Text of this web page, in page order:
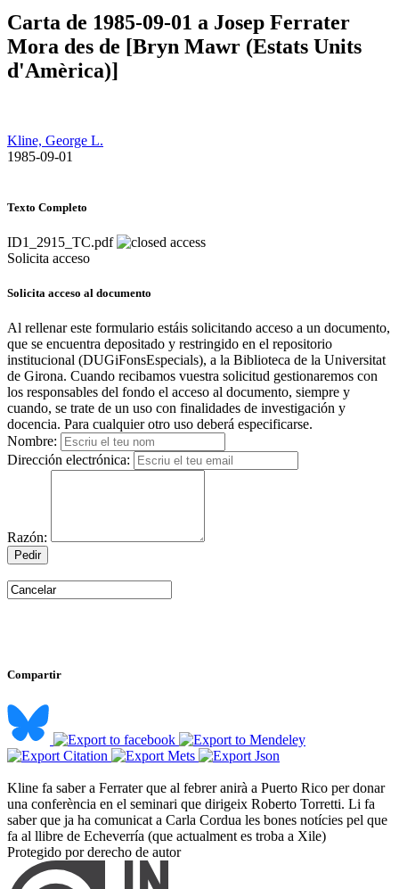
Carta de 1985-09-01 a Josep Ferrater
Mora des de [Bryn Mawr (Estats Units
d'Amèrica)]
Kline, George L.
​ 1985-09-01
Texto Completo
ID1_2915_TC.pdf
Solicita acceso
Solicita acceso al documento
Al rellenar este formulario estáis solicitando acceso a un documento,
que se encuentra depositado y restringido en el repositorio
institucional (DUGiFonsEspecials), a la Biblioteca de la Universitat
de Girona. Cuando recibamos vuestra solicitud gestionaremos con
los responsables del fondo el acceso al documento, siempre y
cuando, se trate de un uso con finalidades de investigación y
docencia. Para cualquier otro uso deberá especificarse.
Nombre:
Dirección electrónica:
Razón:
Compartir
Kline fa saber a Ferrater que al febrer anirà a Puerto Rico per donar
una conferència en el seminari que dirigeix Roberto Torretti. Li fa
saber que ja ha comunicat a Carla Cordua les bones notícies pel que
fa al llibre de Echeverría (que actualment es troba a Xile) ​
Protegido por derecho de autor